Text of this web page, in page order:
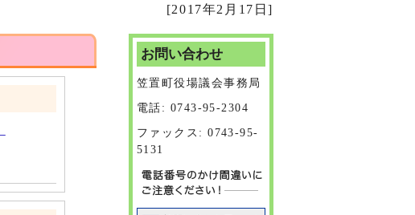
[2017年2月17日]
お問い合わせ
笠置町役場議会事務局
電話: 0743-95-2304
ファックス: 0743-95-
5131